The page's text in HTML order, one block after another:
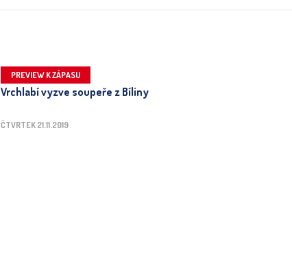
PREVIEW K ZÁPASU
Vrchlabí vyzve soupeře z Bíliny
ČTVRTEK 21.11.2019